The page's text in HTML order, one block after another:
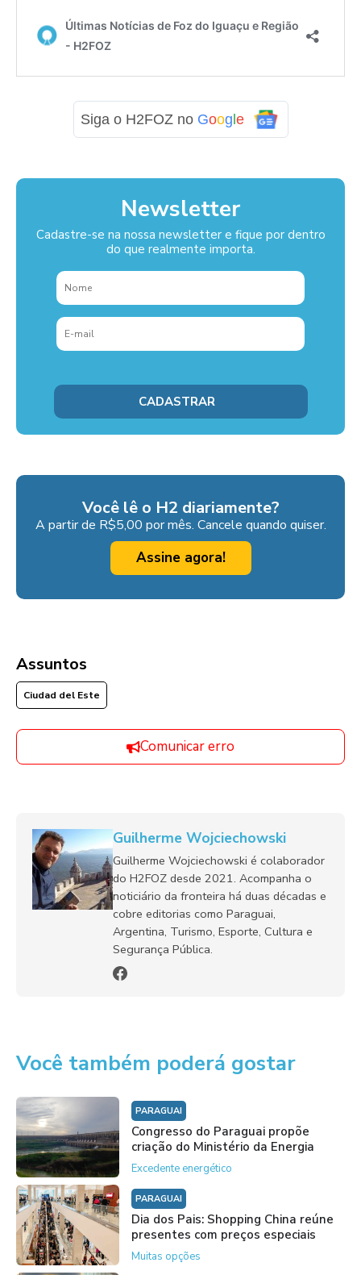
Siga o H2FOZ no Google
Newsletter
Cadastre-se na nossa newsletter e fique por dentro
do que realmente importa.
Você lê o H2 diariamente?
A partir de R$5,00 por mês. Cancele quando quiser.
Assine agora!
Assuntos
Ciudad del Este
Comunicar erro
Guilherme Wojciechowski
Guilherme Wojciechowski é colaborador
do H2FOZ desde 2021. Acompanha o
noticiário da fronteira há duas décadas e
cobre editorias como Paraguai,
Argentina, Turismo, Esporte, Cultura e
Segurança Pública.
Você também poderá gostar
PARAGUAI
Congresso do Paraguai propõe
criação do Ministério da Energia
Excedente energético
PARAGUAI
Dia dos Pais: Shopping China reúne
presentes com preços especiais
Muitas opções